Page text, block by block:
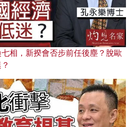
相，新揆會否步前任後塵？脫歐